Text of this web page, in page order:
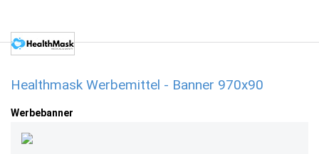
Healthmask Werbemittel - Banner 970x90
Werbebanner